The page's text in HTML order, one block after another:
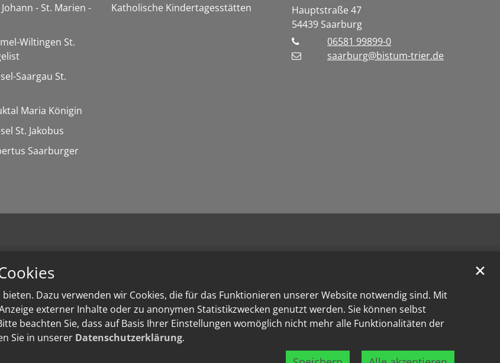
Dazu verwenden wir Cookies, die für das Funktionieren unserer Website notwendig sind. Mit
externer Inhalte oder zu anonymen Statistikzwecken genutzt werden. Sie können selbst
beachten Sie, dass auf Basis Ihrer Einstellungen womöglich nicht mehr alle Funktionalitäten der
Sie in unserer Datenschutzerklärung.
✕
- St. Marien -
Wiltingen St.
Saargau St.
Maria Königin
St. Jakobus
Saarburger
Katholische Kindertagesstätten
Hauptstraße 47
54439 Saarburg
06581 99899-0
saarburg@bistum-trier.de